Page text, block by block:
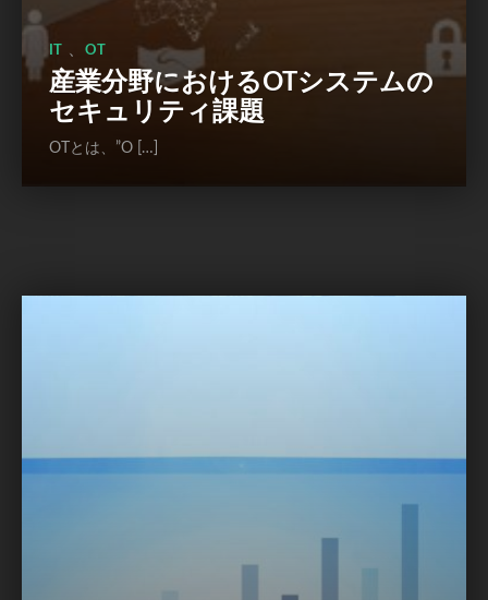
IT OT
産業分野におけるOTシステムの
セキュリティ課題
OTとは、”O […]